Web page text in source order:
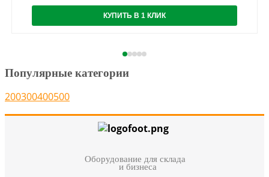
КУПИТЬ В 1 КЛИК
Популярные категории
200300400500
Оборудование для склада
и бизнеса